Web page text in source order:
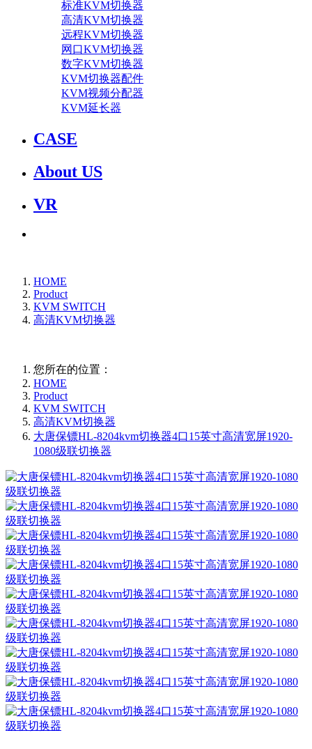
标准KVM切换器
高清KVM切换器
远程KVM切换器
网口KVM切换器
数字KVM切换器
KVM切换器配件
KVM视频分配器
KVM延长器
CASE
About US
VR
HOME
Product
KVM SWITCH
高清KVM切换器
您所在的位置：
HOME
Product
KVM SWITCH
高清KVM切换器
大唐保镖HL-8204kvm切换器4口15英寸高清宽屏1920-
1080级联切换器